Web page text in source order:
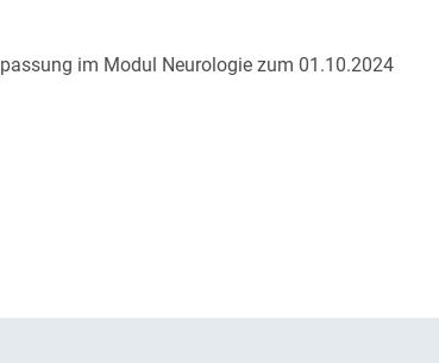
im Modul Neurologie zum 01.10.2024